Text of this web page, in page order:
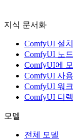
지식 문서화
ComfyUI 설
ComfyUI 노
ComfyUI에
ComfyUI 사
ComfyUI 워
ComfyUI 디
모델
전체 모델